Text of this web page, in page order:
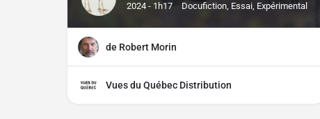
2024 - 1h17 Docufiction, Essai, Expérimental
de Robert Morin
Vues du Québec Distribution